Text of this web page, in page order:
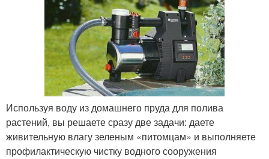
Используя воду из домашнего пруда для полива
растений, вы решаете сразу две задачи: даете
живительную влагу зеленым «питомцам» и выполняете
профилактическую чистку водного сооружения